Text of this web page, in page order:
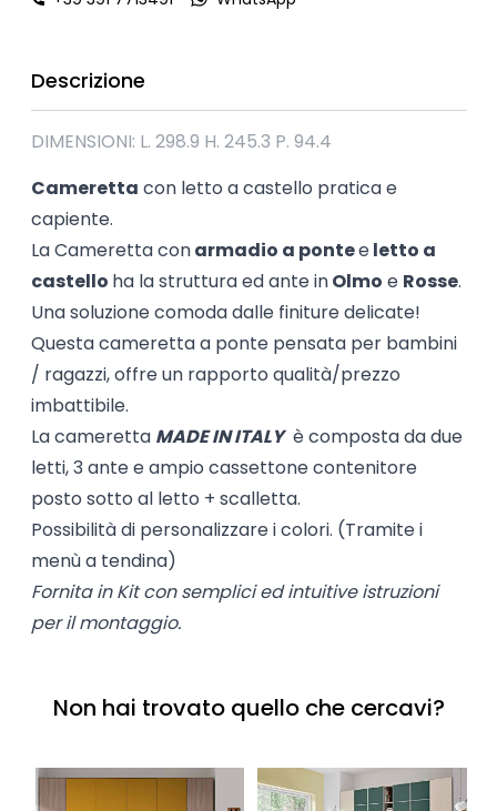
Descrizione
DIMENSIONI: L. 298.9 H. 245.3 P. 94.4
Cameretta con letto a castello pratica e
capiente.
La Cameretta conarmadio a ponteeletto a
castello ha la struttura ed ante inOlmo e Rosse.
Una soluzione comoda dalle finiture delicate!
Questa cameretta a ponte pensata per bambini
/ ragazzi, offre un rapporto qualità/prezzo
imbattibile.
La cameretta MADE IN ITALYè composta da due
letti, 3 ante e ampio cassettone contenitore
posto sotto al letto + scalletta.
Possibilità di personalizzare i colori. (Tramite i
menù a tendina)
Fornita in Kit con semplici ed intuitive istruzioni
per il montaggio.
Non hai trovato quello che cercavi?